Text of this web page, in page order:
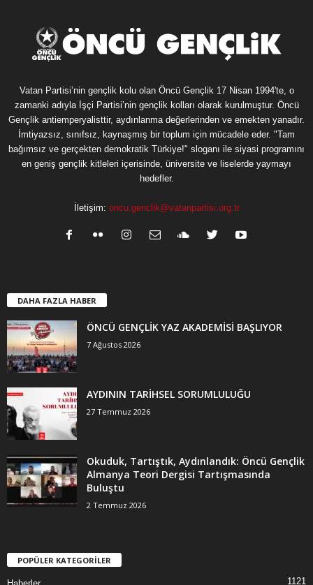
Vatan Partisi’nin gençlik kolu olan Öncü Gençlik 17 Nisan 1994'te, o
zamanki adıyla İşçi Partisi’nin gençlik kolları olarak kurulmuştur. Öncü
Gençlik antiemperyalisttir, aydınlanma değerlerinden ve emekten yanadır.
İmtiyazsız, sınıfsız, kaynaşmış bir toplum için mücadele eder. "Tam
bağımsız ve gerçekten demokratik Türkiye!" sloganı ile siyasi programını
en geniş gençlik kitleleri içerisinde, üniversite ve liselerde yaymayı
hedefler.
İletişim: oncu.genclik@vatanpartisi.org.tr
DAHA FAZLA HABER
ÖNCÜ GENÇLİK YAZ AKADEMİSİ BAŞLIYOR
7 Ağustos 2026
AYDININ TARİHSEL SORUMLULUĞU
27 Temmuz 2026
Okuduk, Tartıştık, Aydınlandık: Öncü Gençlik
Almanya Teori Dergisi Tartışmasında
Buluştu
2 Temmuz 2026
POPÜLER KATEGORİLER
1121